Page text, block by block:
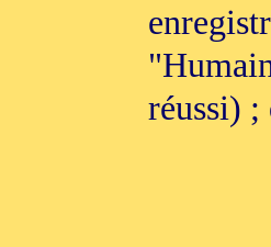
réussi) ;